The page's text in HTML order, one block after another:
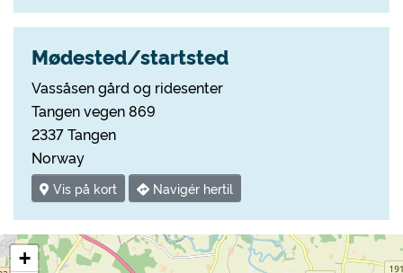
Mødested/startsted
Vassåsen gård og ridesenter
Tangen vegen 869
2337 Tangen
Norway
Vis på kort Navigér hertil
+